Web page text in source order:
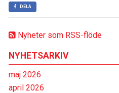
Nyheter som RSS-flöde
NYHETSARKIV
maj 2026
april 2026
DELA